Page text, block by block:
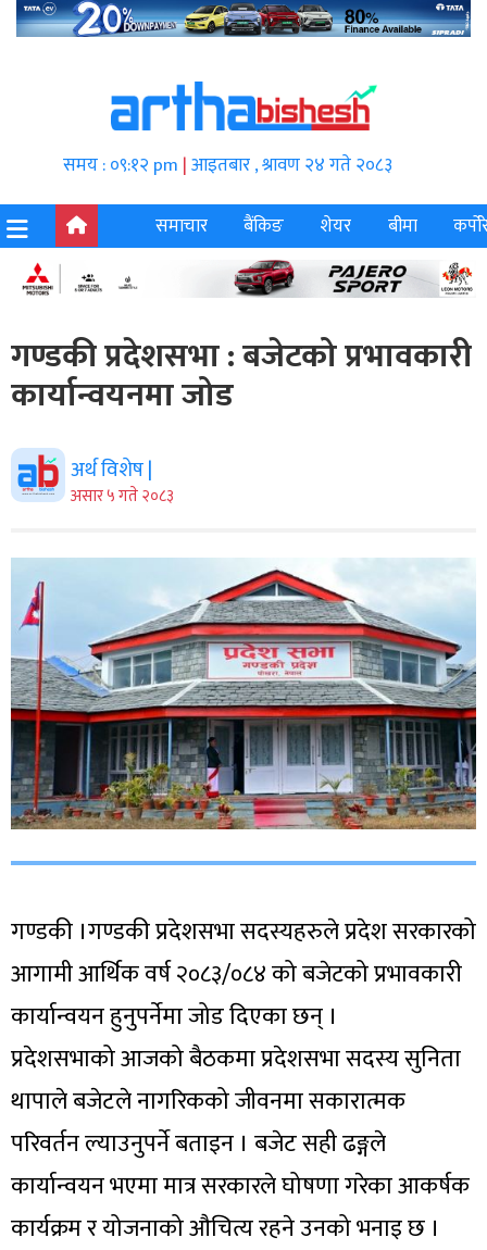
समय : ०९:१२ pm |आइतबार , श्रावण २४ गते २०८३
समाचार
बैंकिङ शेयर बीमा
गण्डकी प्रदेशसभा : बजेटको प्रभावकारी
कार्यान्वयनमा जोड
अर्थ विशेष |
असार ५ गते २०८३
गण्डकी ।गण्डकी प्रदेशसभा सदस्यहरुले प्रदेश सरकारको
आगामी आर्थिक वर्ष २०८३/०८४ को बजेटको प्रभावकारी
कार्यान्वयन हुनुपर्नेमा जोड दिएका छन् ।
प्रदेशसभाको आजको बैठकमा प्रदेशसभा सदस्य सुनिता
थापाले बजेटले नागरिकको जीवनमा सकारात्मक
परिवर्तन ल्याउनुपर्ने बताइन । बजेट सही ढङ्गले
कार्यान्वयन भएमा मात्र सरकारले घोषणा गरेका आकर्षक
कार्यक्रम र योजनाको औचित्य रहने उनको भनाइ छ ।